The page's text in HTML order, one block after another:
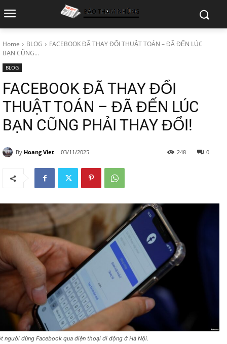
Home BLOG
FACEBOOK ĐÃ THAY ĐỔI THUẬT TOÁN – ĐÃ ĐẾN LÚC
BẠN CŨNG...
BLOG
FACEBOOK ĐÃ THAY ĐỔI
THUẬT TOÁN – ĐÃ ĐẾN LÚC
BẠN CŨNG PHẢI THAY ĐỔI!
By Hoang Viet 03/11/2025 0
248
người dùng Facebook qua điện thoại di động ở Hà Nội.